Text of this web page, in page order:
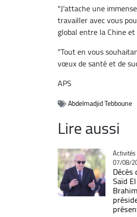
"J'attache une
travailler avec vous
global entre la Chine
"Tout en vous
vœux de santé et de
APS
Abdelmadjid Tebboune
Lire aussi
Catégorie
07/08/
Saïd